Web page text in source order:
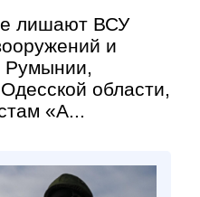
лишают ВСУ
и
Румынии,
области,
«А...